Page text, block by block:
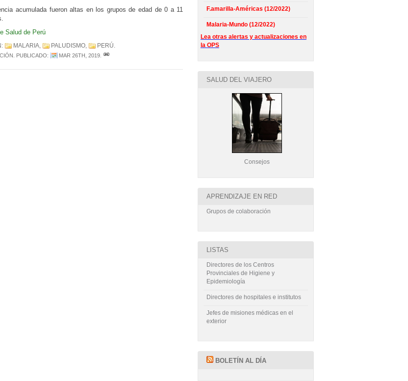
acumulada fueron altas en los grupos de edad de 0 a 11
Salud de Perú
MALARIA, PALUDISMO, PERÚ.
. PUBLICADO: MAR 26TH, 2019.
F.amarilla-Américas (12/2022)
Malaria-Mundo (12/2022)
Lea otras alertas y actualizaciones en
la OPS
SALUD DEL VIAJERO
Consejos
APRENDIZAJE EN RED
Grupos de colaboración
LISTAS
Directores de los Centros
Provinciales de Higiene y
Epidemiología
Directores de hospitales e institutos
Jefes de misiones médicas en el
exterior
BOLETÍN AL DÍA